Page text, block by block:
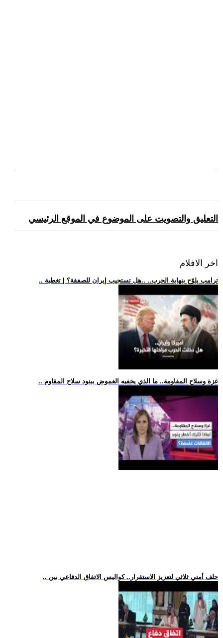
التعليق والتصويت على الموضوع في الموقع الرئيسي
اخر الافلام
.. ترامب يلوّح بنهاية الحرب.. ..هل تستجيب إيران للصفقة؟ | تغطية
.. غزة وسلاح المقاومة.. ما الذي يخفيه الغموض ببنود سلاح المقاوم
.. حلف أمني ثلاثي لتعزيز الاستقرار.. كواليس الاتفاق الدفاعي بين